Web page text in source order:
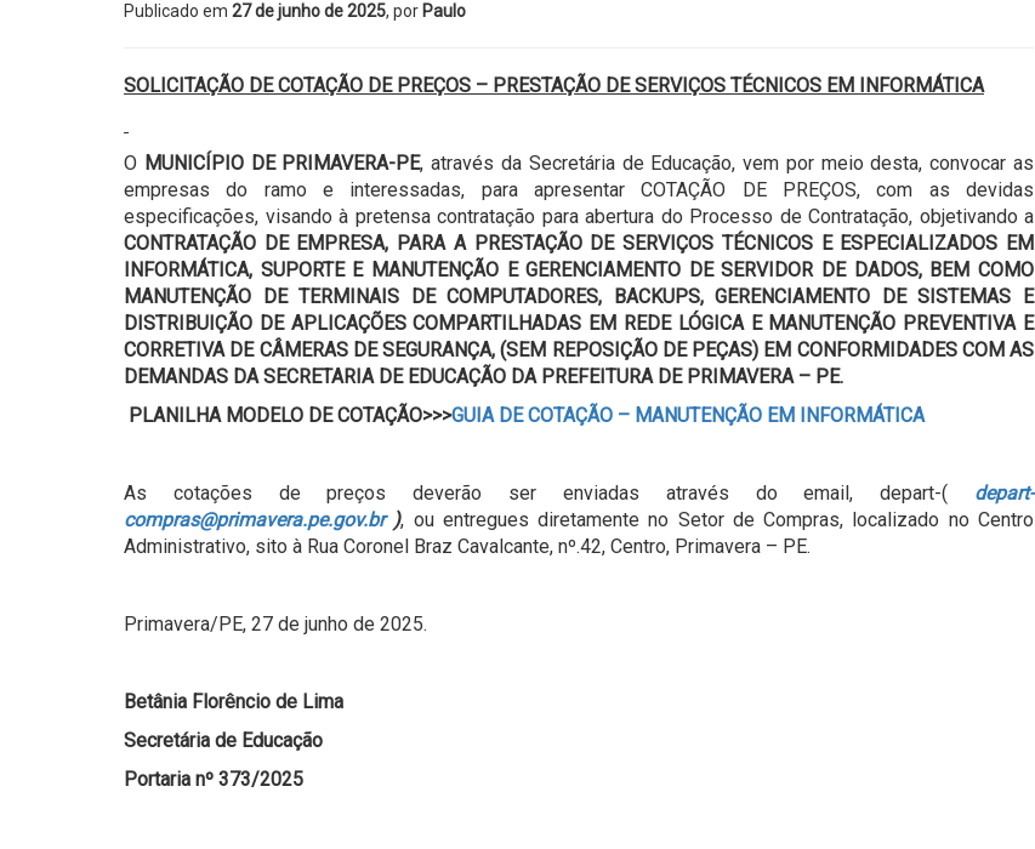
Publicado em 27 de junho de 2025, por Paulo
SOLICITAÇÃO DE COTAÇÃO DE PREÇOS – PRESTAÇÃO DE SERVIÇOS TÉCNICOS EM INFORMÁTICA
O MUNICÍPIO DE PRIMAVERA-PE, através da Secretária de Educação, vem por meio desta, convocar as
empresas do ramo e interessadas, para apresentar COTAÇÃO DE PREÇOS, com as devidas
especificações, visando à pretensa contratação para abertura do Processo de Contratação, objetivando a
CONTRATAÇÃO DE EMPRESA, PARA A PRESTAÇÃO DE SERVIÇOS TÉCNICOS E ESPECIALIZADOS EM
INFORMÁTICA, SUPORTE E MANUTENÇÃO E GERENCIAMENTO DE SERVIDOR DE DADOS, BEM COMO
MANUTENÇÃO DE TERMINAIS DE COMPUTADORES, BACKUPS, GERENCIAMENTO DE SISTEMAS E
DISTRIBUIÇÃO DE APLICAÇÕES COMPARTILHADAS EM REDE LÓGICA E MANUTENÇÃO PREVENTIVA E
CORRETIVA DE CÂMERAS DE SEGURANÇA, (SEM REPOSIÇÃO DE PEÇAS) EM CONFORMIDADES COM AS
DEMANDAS DA SECRETARIA DE EDUCAÇÃO DA PREFEITURA DE PRIMAVERA – PE.
PLANILHA MODELO DE COTAÇÃO>>>GUIA DE COTAÇÃO – MANUTENÇÃO EM INFORMÁTICA
As cotações de preços deverão ser enviadas através do email, depart-( depart-
compras@primavera.pe.gov.br ), ou entregues diretamente no Setor de Compras, localizado no Centro
Administrativo, sito à Rua Coronel Braz Cavalcante, nº.42, Centro, Primavera – PE.
Primavera/PE, 27 de junho de 2025.
Betânia Florêncio de Lima
Secretária de Educação
Portaria nº 373/2025